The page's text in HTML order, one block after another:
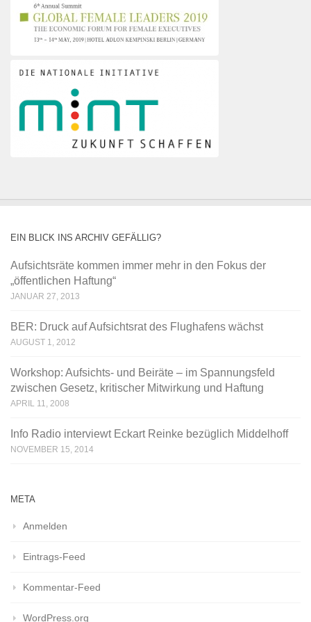
EIN BLICK INS ARCHIV GEFÄLLIG?
Aufsichtsräte kommen immer mehr in den Fokus der
„öffentlichen Haftung“
JANUAR 27, 2013
BER: Druck auf Aufsichtsrat des Flughafens wächst
AUGUST 1, 2012
Workshop: Aufsichts- und Beiräte – im Spannungsfeld
zwischen Gesetz, kritischer Mitwirkung und Haftung
APRIL 11, 2008
Info Radio interviewt Eckart Reinke bezüglich Middelhoff
NOVEMBER 15, 2014
META
Anmelden
Eintrags-Feed
Kommentar-Feed
WordPress.org